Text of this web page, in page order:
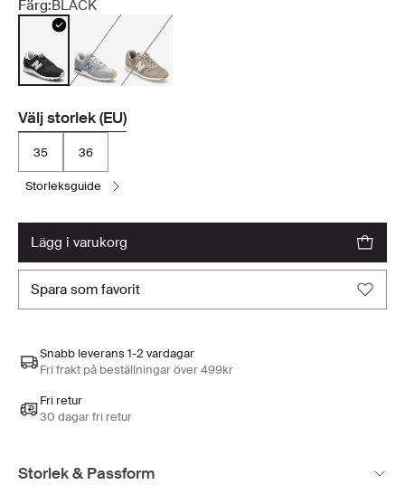
Färg:BLACK
Välj storlek (EU)
35 36
storleksguide
lägg i varukorg
spara som favorit
Snabb leverans 1-2 vardagar
Fri frakt på beställningar över 499kr
Fri retur
30 dagar fri retur
Storlek & Passform